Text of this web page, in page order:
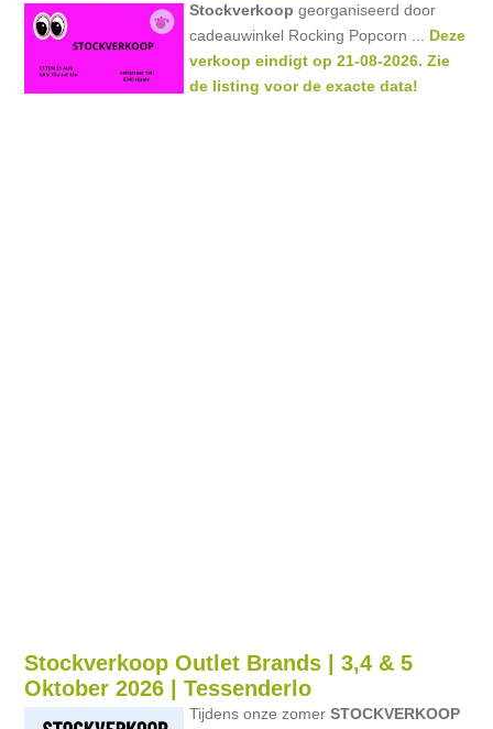
Stockverkoop georganiseerd door
cadeauwinkel Rocking Popcorn ... Deze
verkoop eindigt op 21-08-2026. Zie
de listing voor de exacte data!
Stockverkoop Outlet Brands | 3,4 & 5
Oktober 2026 | Tessenderlo
Tijdens onze zomerSTOCKVERKOOP